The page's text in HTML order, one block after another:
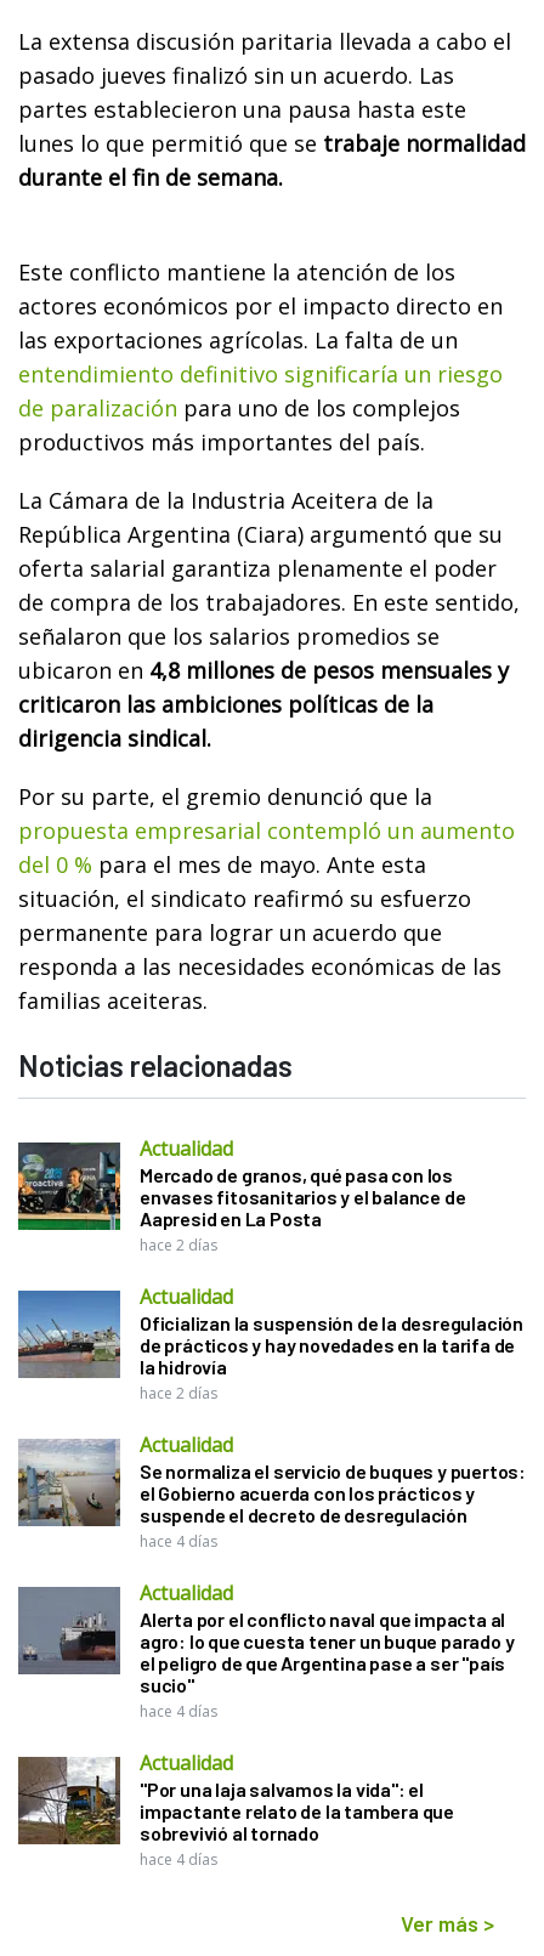
La extensa discusión paritaria llevada a cabo el
pasado jueves finalizó sin un acuerdo. Las
partes establecieron una pausa hasta este
lunes lo que permitió que se trabaje normalidad
durante el fin de semana.
Este conflicto mantiene la atención de los
actores económicos por el impacto directo en
las exportaciones agrícolas. La falta de un
entendimiento definitivo significaría un riesgo
de paralización para uno de los complejos
productivos más importantes del país.
La Cámara de la Industria Aceitera de la
República Argentina (Ciara) argumentó que su
oferta salarial garantiza plenamente el poder
de compra de los trabajadores. En este sentido,
señalaron que los salarios promedios se
ubicaron en 4,8 millones de pesos mensuales y
criticaron las ambiciones políticas de la
dirigencia sindical.
Por su parte, el gremio denunció que la
propuesta empresarial contempló un aumento
del 0 % para el mes de mayo. Ante esta
situación, el sindicato reafirmó su esfuerzo
permanente para lograr un acuerdo que
responda a las necesidades económicas de las
familias aceiteras.
Noticias relacionadas
Actualidad
Mercado de granos, qué pasa con los
envases fitosanitarios y el balance de
Aapresid en La Posta
hace 2 días
Actualidad
Oficializan la suspensión de la desregulación
de prácticos y hay novedades en la tarifa de
la hidrovía
hace 2 días
Actualidad
Se normaliza el servicio de buques y puertos:
el Gobierno acuerda con los prácticos y
suspende el decreto de desregulación
hace 4 días
Actualidad
Alerta por el conflicto naval que impacta al
agro: lo que cuesta tener un buque parado y
el peligro de que Argentina pase a ser "país
sucio"
hace 4 días
Actualidad
"Por una laja salvamos la vida": el
impactante relato de la tambera que
sobrevivió al tornado
hace 4 días
Ver más >